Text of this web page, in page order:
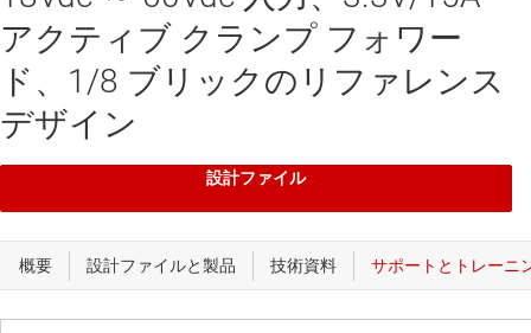
アクティブ クランプ フォワー
ド、1/8 ブリックのリファレンス
デザイン
設計ファイル